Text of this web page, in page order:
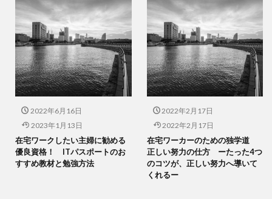
2022年6月16日
2023年1月13日
在宅ワークしたい主婦に勧める
優良資格！ ITパスポートのお
すすめ教材と勉強方法
2022年2月17日
2022年2月17日
在宅ワーカーのための独学道
正しい努力の仕方 ーたった4つ
のコツが、正しい努力へ導いて
くれるー